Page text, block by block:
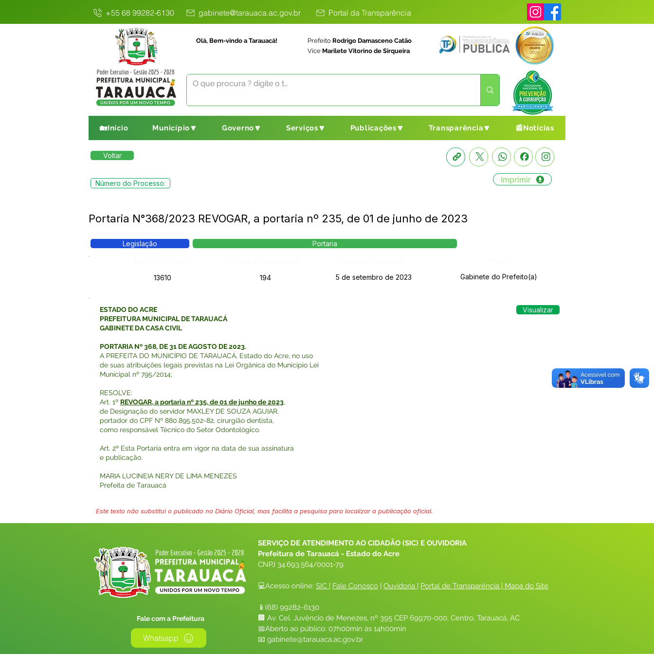
+55 68 99282-6130 gabinete@tarauaca.ac.gov.br Portal da Transparência
Olá, Bem-vindo a Tarauacá! Prefeito Rodrigo Damasceno Catão
Vice Marilete Vitorino de Sirqueira
🏡Início Município🔽 Governo🔽 Serviços🔽 Publicações🔽 Transparência🔽 📰Notícias
Voltar
Número do Processo: Imprimir
Portaria N°368/2023 REVOGAR, a portaria nº 235, de 01 de junho de 2023
Legislação Portaria
13610
194 5 de setembro de 2023 Gabinete do Prefeito(a)
ESTADO DO ACRE
PREFEITURA MUNICIPAL DE TARAUACÁ
GABINETE DA CASA CIVIL
PORTARIA Nº 368, DE 31 DE AGOSTO DE 2023.
A PREFEITA DO MUNICÍPIO DE TARAUACÁ, Estado do Acre, no uso
de suas atribuições legais previstas na Lei Orgânica do Município Lei
Municipal nº 795/2014;
RESOLVE:
Art. 1º REVOGAR, a portaria nº 235, de 01 de junho de 2023,
de Designação do servidor MAXLEY DE SOUZA AGUIAR,
portador do CPF Nº 880.895.502-82, cirurgião dentista,
como responsável Técnico do Setor Odontológico.
Art. 2º Esta Portaria entra em vigor na data de sua assinatura
e publicação.
MARIA LUCINEIA NERY DE LIMA MENEZES
Prefeita de Tarauacá
Visualizar
Este texto não substitui o publicado no Diário Oficial, mas facilita a pesquisa para localizar a publicação oficial.
Fale com a Prefeitura
Whatsapp
SERVIÇO DE ATENDIMENTO AO CIDADÃO (SIC) E OUVIDORIA
Prefeitura de Tarauacá - Estado do Acre
CNPJ 34.693.564/0001-79
💻Acesso online: SIC | Fale Conosco | Ouvidoria | Portal de Transparência | Mapa do Site
📱(68) 99282-6130
🏢 Av. Cel. Juvêncio de Menezes, nº 395 CEP 69970-000, Centro, Tarauacá, AC
📅Aberto ao público: 07h00min às 14h00min
📧 gabinete@tarauaca.ac.gov.br